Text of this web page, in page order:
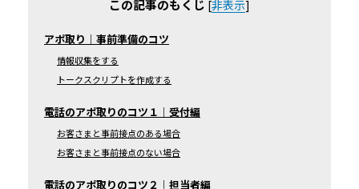
この記事のもくじ [非表示]
アポ取り｜事前準備のコツ
情報収集をする
トークスクリプトを作成する
電話のアポ取りのコツ１｜受付編
お客さまと事前接点のある場合
お客さまと事前接点のない場合
電話のアポ取りのコツ２｜担当者編